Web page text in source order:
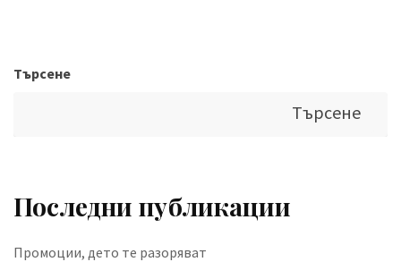
Търсене
Търсене
Последни публикации
Промоции, дето те разоряват